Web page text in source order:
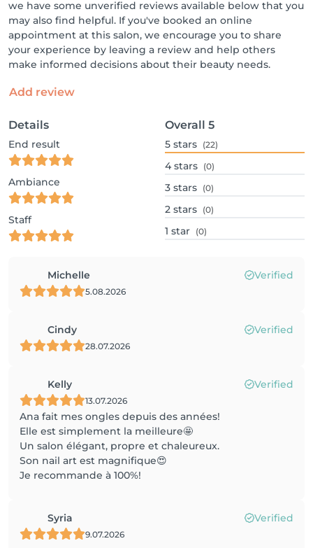
we have some unverified reviews available below that you
may also find helpful. If you've booked an online
appointment at this salon, we encourage you to share
your experience by leaving a review and help others
make informed decisions about their beauty needs.
Add review
Details
End result
Ambiance
Staff
Overall 5
5 stars (22)
4 stars (0)
3 stars (0)
2 stars (0)
1 star (0)
Michelle Verified
5.08.2026
Cindy Verified
28.07.2026
Kelly Verified
13.07.2026
Ana fait mes ongles depuis des années!
Elle est simplement la meilleure🤩
Un salon élégant, propre et chaleureux.
Son nail art est magnifique😍
Je recommande à 100%!
Syria Verified
9.07.2026